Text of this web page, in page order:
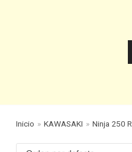
Inicio » KAWASAKI » Ninja 250 R